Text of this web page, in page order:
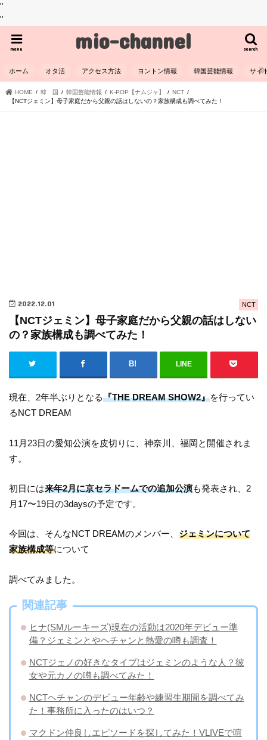
"
"
mio-channel search
menu
ホーム オタ活 アクセス方法 ヨントン情報 韓国芸能情報 サイ
HOME 韓 国 韓国芸能情報 K-POP【ナムジャ】
NCT
【NCTジェミン】母子家庭だから父親の話はしないの？家族構成も調べてみた！
NCT
2022.12.01
【NCTジェミン】母子家庭だから父親の話はしない
の？家族構成も調べてみた！
LINE
現在、2年半ぶりとなる『THE DREAM SHOW2』を行ってい
るNCT DREAM
11月23日の愛知公演を皮切りに、神奈川、福岡と開催されま
す。
初日には来年2月に京セラドームでの追加公演も発表され、2
月17〜19日の3daysの予定です。
今回は、そんなNCT DREAMのメンバー、ジェミンについて
家族構成等について
調べてみました。
関連記事
ヒナ(SMルーキーズ)現在の活動は2020年デビュー準
備？ジェミンとやヘチャンと熱愛の噂も調査！
NCTジェノの好きなタイプはジェミンのような人？彼
女や元カノの噂も調べてみた！
NCTヘチャンのデビュー年齢や練習生期間を調べてみ
た！事務所に入ったのはいつ？
マクドン仲良しエピソードを探してみた！VLIVEで喧